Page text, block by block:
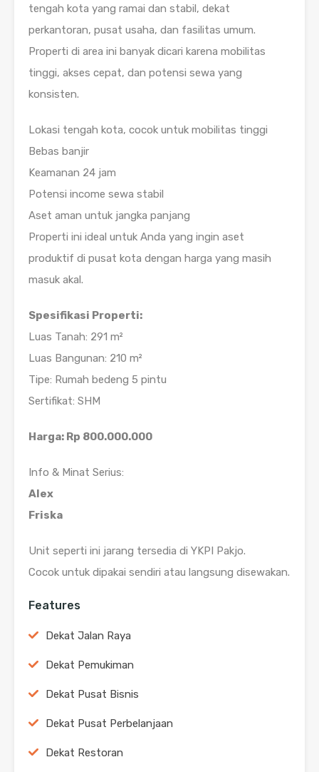
tengah kota yang ramai dan stabil, dekat
perkantoran, pusat usaha, dan fasilitas umum.
Properti di area ini banyak dicari karena mobilitas
tinggi, akses cepat, dan potensi sewa yang
konsisten.
Lokasi tengah kota, cocok untuk mobilitas tinggi
Bebas banjir
Keamanan 24 jam
Potensi income sewa stabil
Aset aman untuk jangka panjang
Properti ini ideal untuk Anda yang ingin aset
produktif di pusat kota dengan harga yang masih
masuk akal.
Spesifikasi Properti:
Luas Tanah: 291 m²
Luas Bangunan: 210 m²
Tipe: Rumah bedeng 5 pintu
Sertifikat: SHM
Harga: Rp 800.000.000
Info & Minat Serius:
Alex
Friska
Unit seperti ini jarang tersedia di YKPI Pakjo.
Cocok untuk dipakai sendiri atau langsung disewakan.
Features
Dekat Jalan Raya
Dekat Pemukiman
Dekat Pusat Bisnis
Dekat Pusat Perbelanjaan
Dekat Restoran